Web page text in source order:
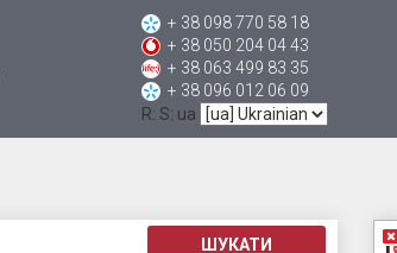
+ 38 098 770 58 18
+ 38 050 204 04 43
+ 38 063 499 83 35
+ 38 096 012 06 09
R: S: ua
ШУКАТИ